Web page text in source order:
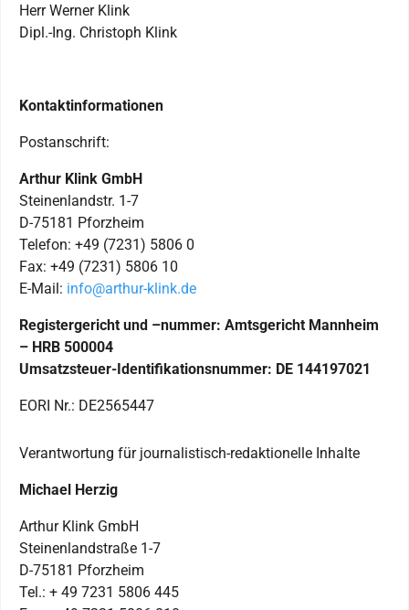
Herr Werner Klink
Dipl.-Ing. Christoph Klink
Kontaktinformationen
Postanschrift:
Arthur Klink GmbH
Steinenlandstr. 1-7
D-75181 Pforzheim
Telefon: +49 (7231) 5806 0
Fax: +49 (7231) 5806 10
E-Mail: info@arthur-klink.de
Registergericht und –nummer: Amtsgericht Mannheim
– HRB 500004
Umsatzsteuer-Identifikationsnummer: DE 144197021
EORI Nr.: DE2565447
Verantwortung für journalistisch-redaktionelle Inhalte
Michael Herzig
Arthur Klink GmbH
Steinenlandstraße 1-7
D-75181 Pforzheim
Tel.: + 49 7231 5806 445